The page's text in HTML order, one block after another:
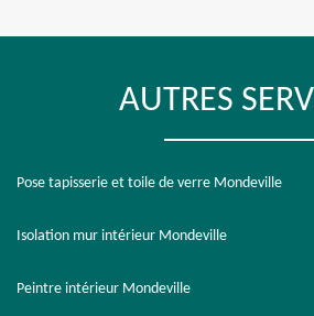
AUTRES
Pose tapisserie et toile de verre Mondeville
Isolation mur intérieur Mondeville
Peintre intérieur Mondeville